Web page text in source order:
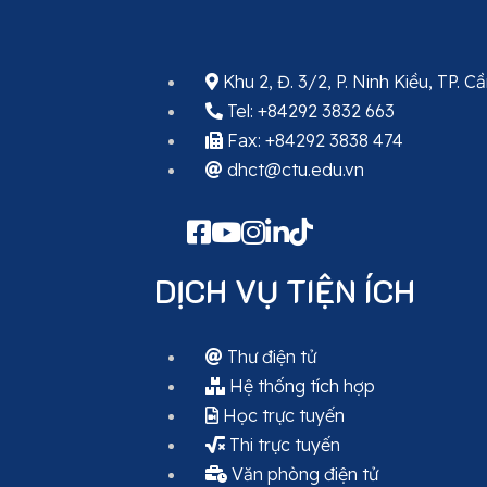
Khu 2, Đ. 3/2, P. Ninh Kiều, TP.
Tel: +84292 3832 663
Fax: +84292 3838 474
dhct@ctu.edu.vn
DỊCH VỤ TIỆN ÍCH
Thư điện tử
Hệ thống tích hợp
Học trực tuyến
Thi trực tuyến
Văn phòng điện tử